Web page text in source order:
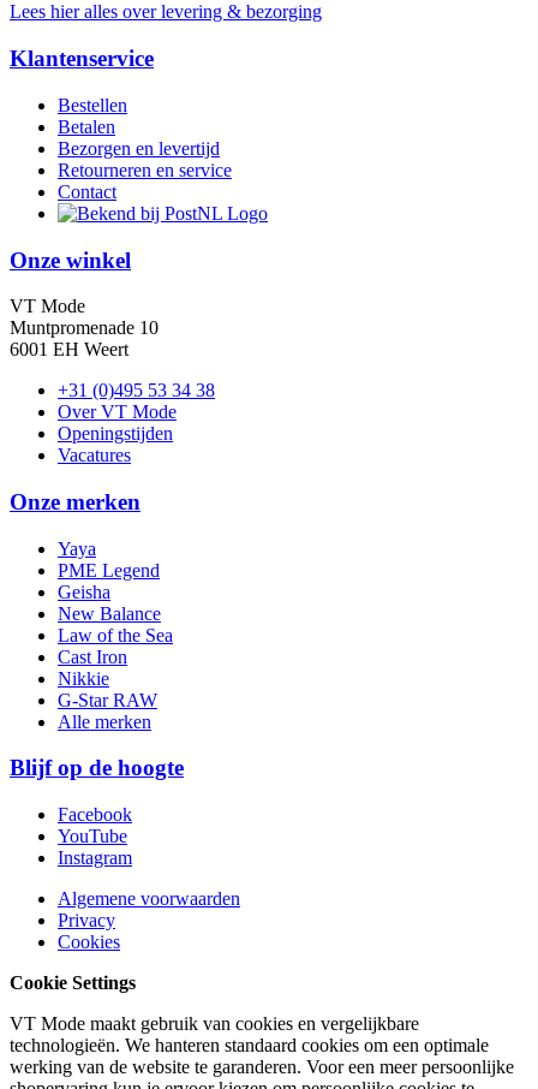
Lees hier alles over levering & bezorging
Klantenservice
Bestellen
Betalen
Bezorgen en levertijd
Retourneren en service
Contact
Onze winkel
VT Mode
Muntpromenade 10
6001 EH Weert
+31 (0)495 53 34 38
Over VT Mode
Openingstijden
Vacatures
Onze merken
Yaya
PME Legend
Geisha
New Balance
Law of the Sea
Cast Iron
Nikkie
G-Star RAW
Alle merken
Blijf op de hoogte
Facebook
YouTube
Instagram
Algemene voorwaarden
Privacy
Cookies
Cookie Settings
VT Mode maakt gebruik van cookies en vergelijkbare
technologieën. We hanteren standaard cookies om een optimale
werking van de website te garanderen. Voor een meer persoonlijke